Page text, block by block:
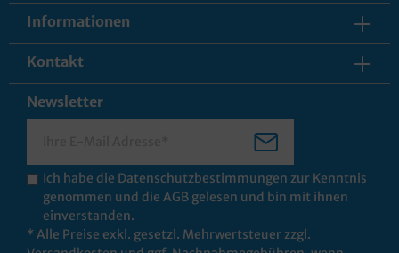
Informationen
Kontakt
Newsletter
Ich habe die Datenschutzbestimmungen zur Kenntnis
genommen und die AGB gelesen und bin mit ihnen
einverstanden.
* Alle Preise exkl. gesetzl. Mehrwertsteuer zzgl.